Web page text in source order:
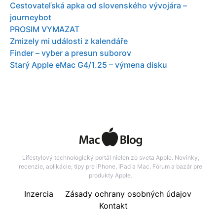
Cestovateľská apka od slovenského vývojára –
journeybot
PROSIM VYMAZAT
Zmizely mi události z kalendáře
Finder – vyber a presun suborov
Starý Apple eMac G4/1.25 – výmena disku
Lifestylový technologický portál nielen zo sveta Apple. Novinky,
recenzie, aplikácie, tipy pre iPhone, iPad a Mac. Fórum a bazár pre
produkty Apple.
Inzercia
Zásady ochrany osobných údajov
Kontakt